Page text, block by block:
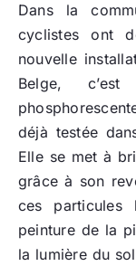
Dans la
cyclistes ont
nouvelle
Belge,
déjà testée
Elle se met à
grâce à son
ces particules
peinture de la
la lumière du